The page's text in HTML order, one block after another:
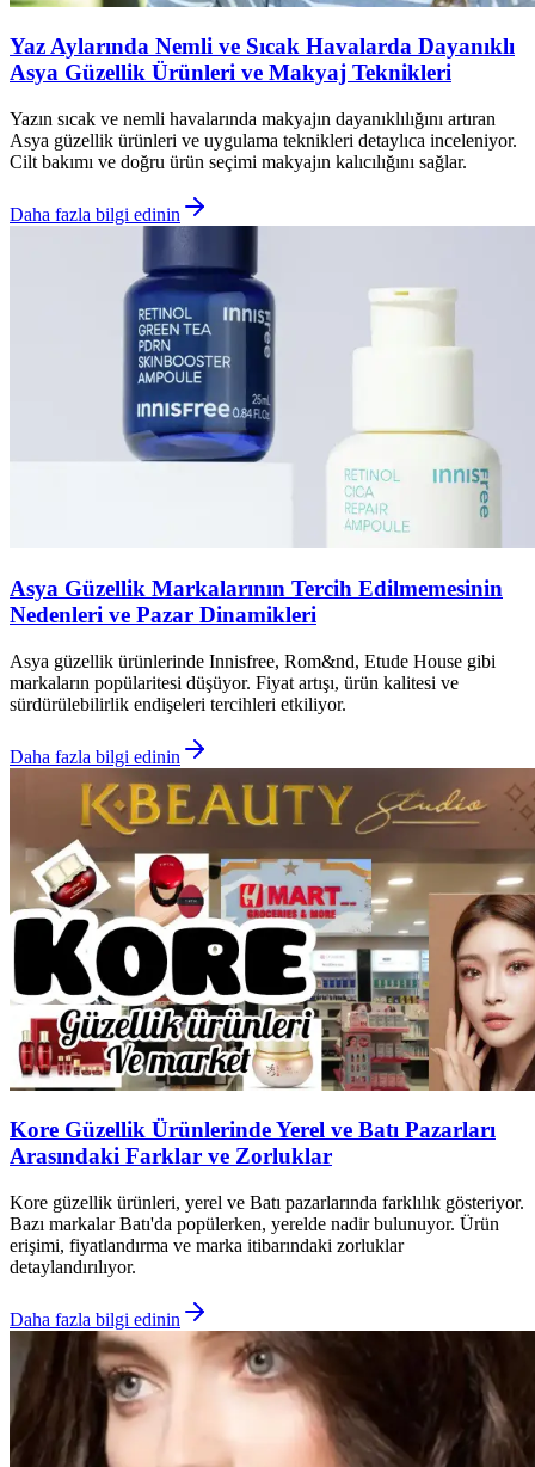
Yaz Aylarında Nemli ve Sıcak Havalarda Dayanıklı
Asya Güzellik Ürünleri ve Makyaj Teknikleri
Yazın sıcak ve nemli havalarında makyajın dayanıklılığını artıran
Asya güzellik ürünleri ve uygulama teknikleri detaylıca inceleniyor.
Cilt bakımı ve doğru ürün seçimi makyajın kalıcılığını sağlar.
Daha fazla bilgi edinin
Asya Güzellik Markalarının Tercih Edilmemesinin
Nedenleri ve Pazar Dinamikleri
Asya güzellik ürünlerinde Innisfree, Rom&nd, Etude House gibi
markaların popülaritesi düşüyor. Fiyat artışı, ürün kalitesi ve
sürdürülebilirlik endişeleri tercihleri etkiliyor.
Daha fazla bilgi edinin
Kore Güzellik Ürünlerinde Yerel ve Batı Pazarları
Arasındaki Farklar ve Zorluklar
Kore güzellik ürünleri, yerel ve Batı pazarlarında farklılık gösteriyor.
Bazı markalar Batı'da popülerken, yerelde nadir bulunuyor. Ürün
erişimi, fiyatlandırma ve marka itibarındaki zorluklar
detaylandırılıyor.
Daha fazla bilgi edinin